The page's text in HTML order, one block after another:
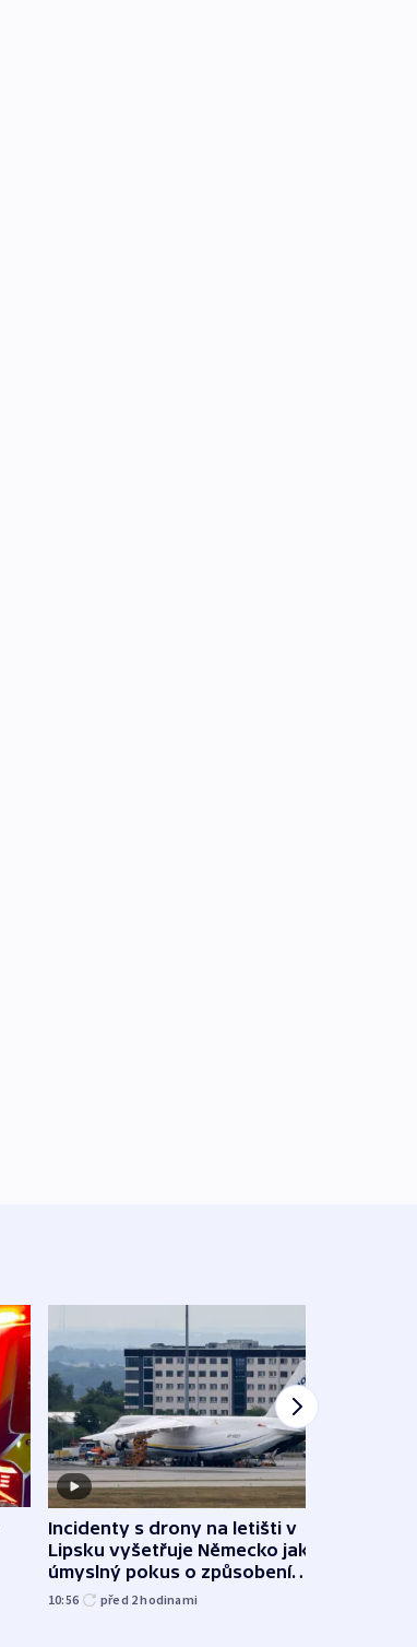
Incidenty s drony na letišti v
Lipsku vyšetřuje Německo jako
úmyslný pokus o způsobení
exploze
10:56 před 2hodinami